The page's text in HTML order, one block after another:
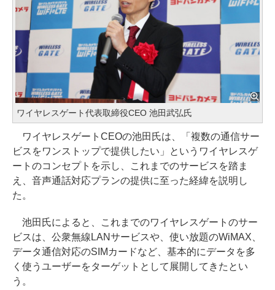
ワイヤレスゲート代表取締役CEO 池田武弘氏
ワイヤレスゲートCEOの池田氏は、「複数の通信サー
ビスをワンストップで提供したい」というワイヤレスゲ
ートのコンセプトを示し、これまでのサービスを踏ま
え、音声通話対応プランの提供に至った経緯を説明し
た。
池田氏によると、これまでのワイヤレスゲートのサー
ビスは、公衆無線LANサービスや、使い放題のWiMAX、
データ通信対応のSIMカードなど、基本的にデータを多
く使うユーザーをターゲットとして展開してきたとい
う。